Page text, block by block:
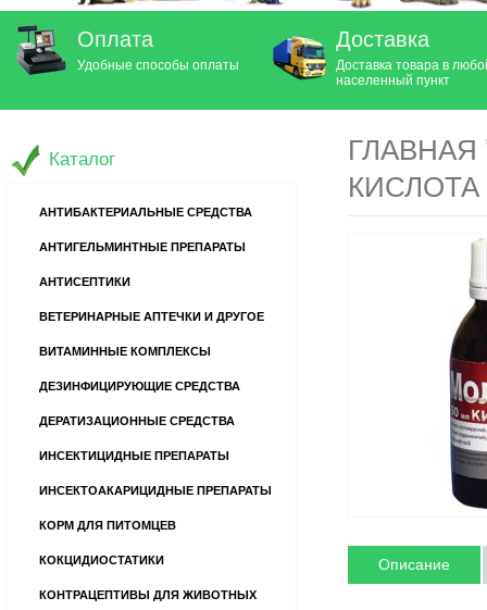
Оплата
Удобные способы оплаты
Доставка
Доставка товара в
населенный пункт
ГЛАВНАЯ
КИСЛОТА
Описание
Каталог
АНТИБАКТЕРИАЛЬНЫЕ СРЕДСТВА
АНТИГЕЛЬМИНТНЫЕ ПРЕПАРАТЫ
АНТИСЕПТИКИ
ВЕТЕРИНАРНЫЕ АПТЕЧКИ И ДРУГОЕ
ВИТАМИННЫЕ КОМПЛЕКСЫ
ДЕЗИНФИЦИРУЮЩИЕ СРЕДСТВА
ДЕРАТИЗАЦИОННЫЕ СРЕДСТВА
ИНСЕКТИЦИДНЫЕ ПРЕПАРАТЫ
ИНСЕКТОАКАРИЦИДНЫЕ ПРЕПАРАТЫ
КОРМ ДЛЯ ПИТОМЦЕВ
КОКЦИДИОСТАТИКИ
КОНТРАЦЕПТИВЫ ДЛЯ ЖИВОТНЫХ